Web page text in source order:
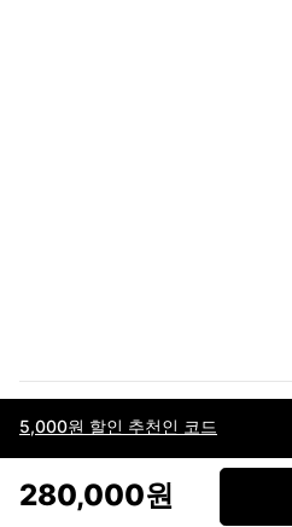
5,000원 할인 추천인 코드
280,000원
이용약관고객센터판매개인정보